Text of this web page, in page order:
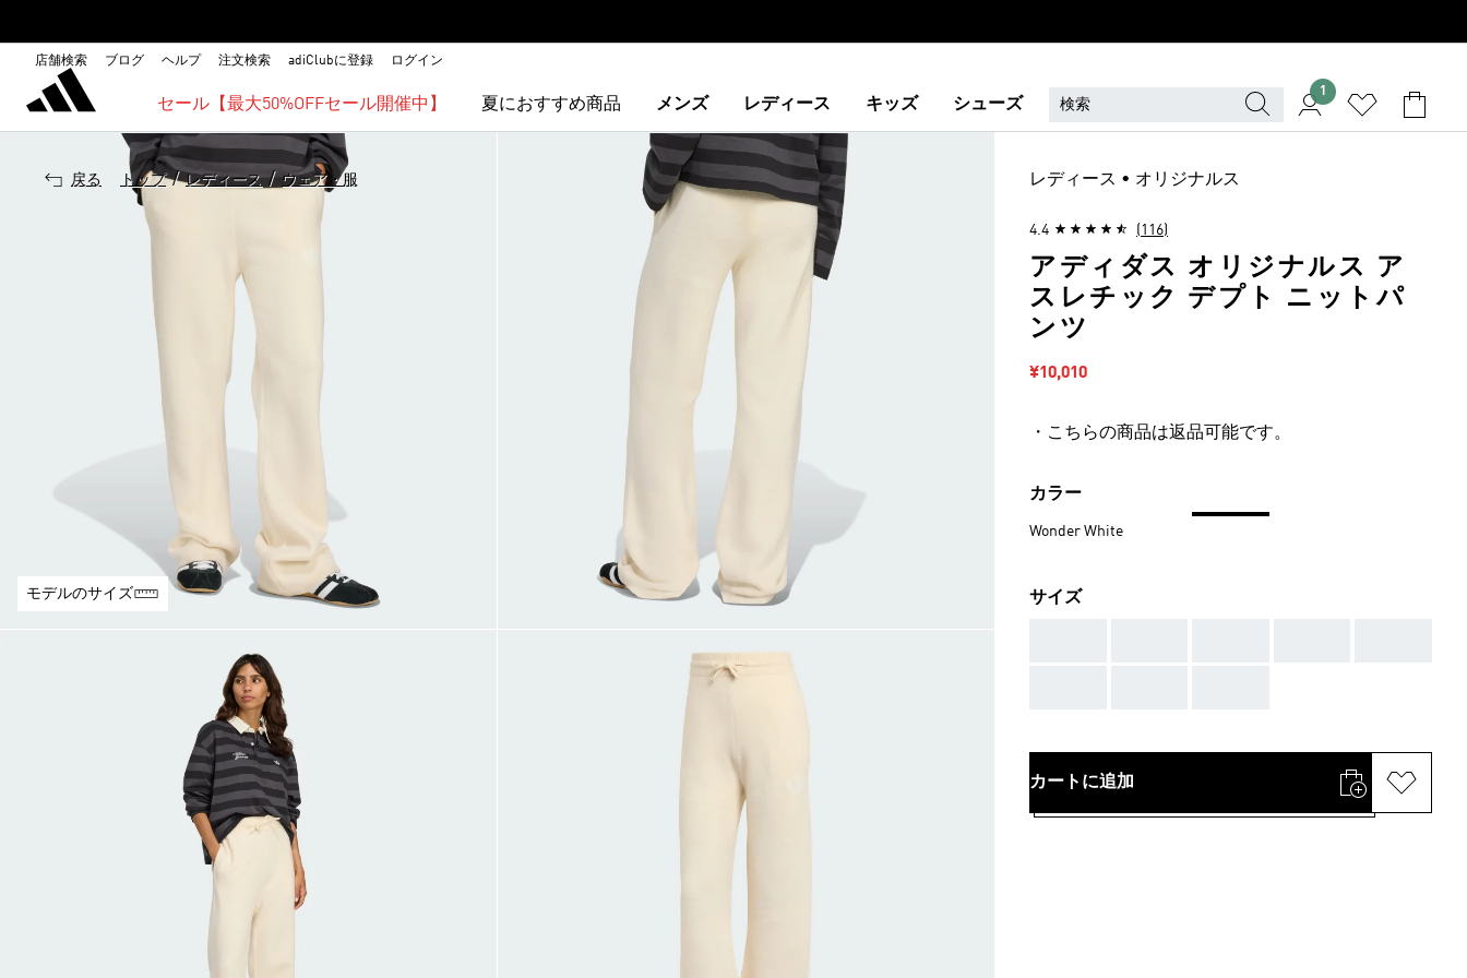
店舗検索 ブログ ヘルプ 注文検索 adiClubに登録 ログイン
セール【最大50%OFFセール開催中】 夏におすすめ商品 メンズ レディース キッズ シューズ
1
戻る トップ / レディース / ウェア・服
モデルのサイズ
レディース • オリジナルス
4.4 (116)
アディダス オリジナルス ア
スレチック デプト ニットパ
ンツ
セール価格
¥10,010
・こちらの商品は返品可能です。
カラー
Wonder White
サイズ
カートに追加